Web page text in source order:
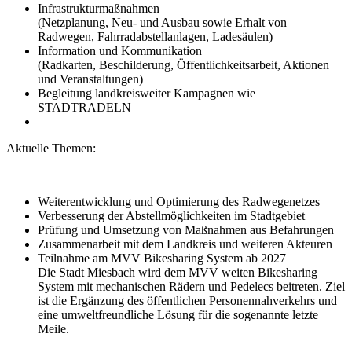
Infrastrukturmaßnahmen
(Netzplanung, Neu- und Ausbau sowie Erhalt von
Radwegen, Fahrradabstellanlagen, Ladesäulen)
Information und Kommunikation
(Radkarten, Beschilderung, Öffentlichkeitsarbeit, Aktionen
und Veranstaltungen)
Begleitung landkreisweiter Kampagnen wie
STADTRADELN
Aktuelle Themen:
Weiterentwicklung und Optimierung des Radwegenetzes
Verbesserung der Abstellmöglichkeiten im Stadtgebiet
Prüfung und Umsetzung von Maßnahmen aus Befahrungen
Zusammenarbeit mit dem Landkreis und weiteren Akteuren
Teilnahme am MVV Bikesharing System ab 2027
Die Stadt Miesbach wird dem MVV weiten Bikesharing
System mit mechanischen Rädern und Pedelecs beitreten. Ziel
ist die Ergänzung des öffentlichen Personennahverkehrs und
eine umweltfreundliche Lösung für die sogenannte letzte
Meile.